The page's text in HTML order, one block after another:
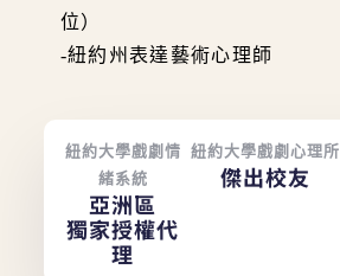
位）
-紐約州表達藝術心理師
紐約大學戲劇情
緒系統
亞洲區
獨家授權代
理
紐約大學戲劇心理所
傑出校友